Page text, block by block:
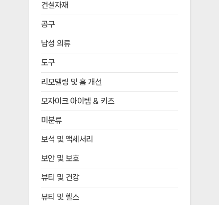
건설자재
공구
남성 의류
도구
리모델링 및 홈 개선
모자이크 아이템 & 키즈
미분류
보석 및 액세서리
보안 및 보호
뷰티 및 건강
뷰티 및 헬스